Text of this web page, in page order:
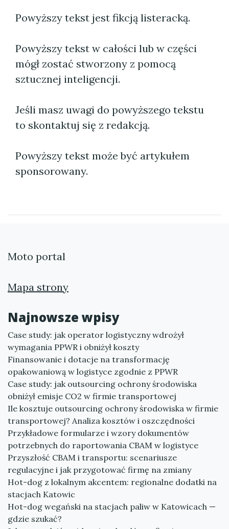
Powyższy tekst jest fikcją listeracką.
Powyższy tekst w całości lub w części
mógł zostać stworzony z pomocą
sztucznej inteligencji.
Jeśli masz uwagi do powyższego tekstu
to skontaktuj się z redakcją.
Powyższy tekst może być artykułem
sponsorowany.
Moto portal
Mapa strony
Najnowsze wpisy
Case study: jak operator logistyczny wdrożył
wymagania PPWR i obniżył koszty
Finansowanie i dotacje na transformację
opakowaniową w logistyce zgodnie z PPWR
Case study: jak outsourcing ochrony środowiska
obniżył emisje CO2 w firmie transportowej
Ile kosztuje outsourcing ochrony środowiska w firmie
transportowej? Analiza kosztów i oszczędności
Przykładowe formularze i wzory dokumentów
potrzebnych do raportowania CBAM w logistyce
Przyszłość CBAM i transportu: scenariusze
regulacyjne i jak przygotować firmę na zmiany
Hot-dog z lokalnym akcentem: regionalne dodatki na
stacjach Katowic
Hot-dog wegański na stacjach paliw w Katowicach —
gdzie szukać?